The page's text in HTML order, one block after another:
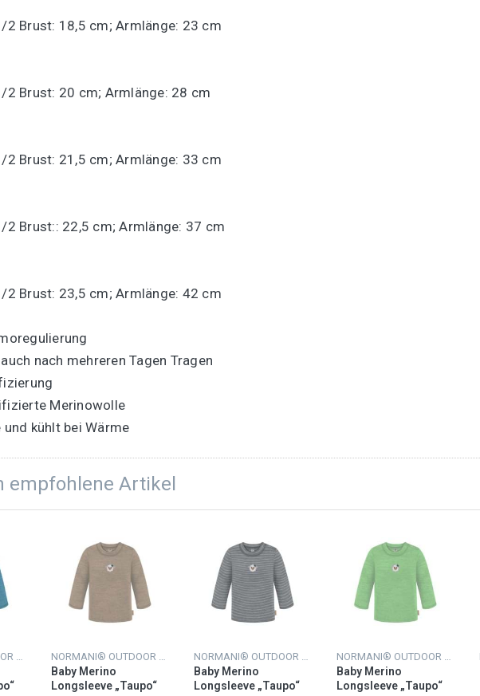
2 Brust: 18,5 cm; Armlänge: 23 cm
2 Brust: 20 cm; Armlänge: 28 cm
2 Brust: 21,5 cm; Armlänge: 33 cm
2 Brust:: 22,5 cm; Armlänge: 37 cm
2 Brust: 23,5 cm; Armlänge: 42 cm
nach mehreren Tagen Tragen
Merinowolle
und kühlt bei Wärme
empfohlene Artikel
NORMANI® OUTDOOR SPORTS NORMANI® OUTDOOR SPORTS
Baby Merino
Longsleeve „Taupo“
NORMANI® OUTDOOR SPORTS
Baby Merino
Longsleeve „Taupo“
NORMANI® OUTDOOR SPORTS
Baby Merino
Longsleeve „Taupo“